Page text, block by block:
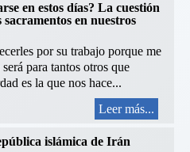
en estos días? La cuestión
en nuestros
por su trabajo porque me
para tantos otros que
es la que nos hace...
Leer más...
islámica de Irán